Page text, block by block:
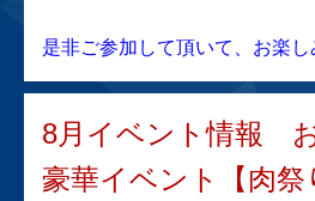
是非ご参加して頂いて、お楽
8月イベント情報
豪華イベント【肉祭